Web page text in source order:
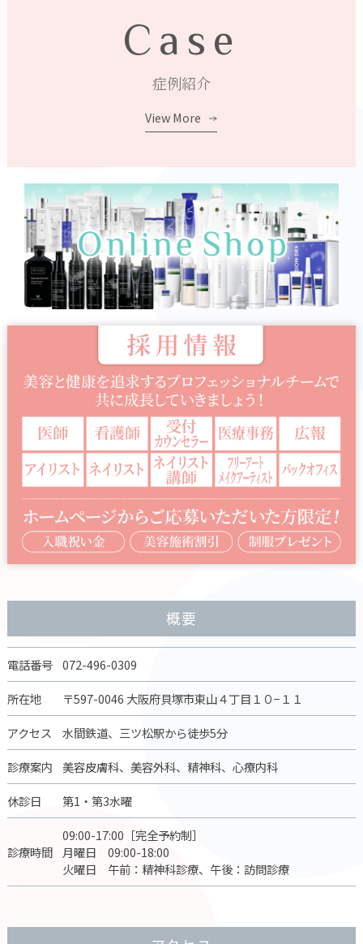
Case
症例紹介
View More
概要
電話番号 072-496-0309
所在地
〒597-0046 大阪府貝塚市東山４丁目１０−１１
アクセス
水間鉄道、三ツ松駅から徒歩5分
診療案内
美容皮膚科、美容外科、精神科、心療内科
休診日
第1・第3水曜
診療時間
09:00-17:00［完全予約制］
月曜日 09:00-18:00
火曜日 午前：精神科診療、午後：訪問診療